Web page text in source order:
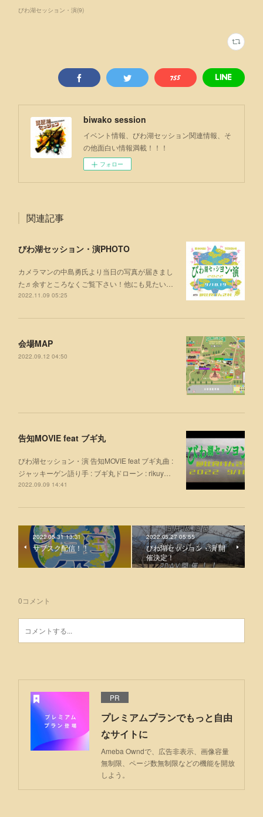
びわ湖セッション・演(9)
biwako session
イベント情報、びわ湖セッション関連情報、そ
の他面白い情報満載！！！
フォロー
関連記事
びわ湖セッション・演PHOTO
カメラマンの中島勇氏より当日の写真が届きまし
た♬余すところなくご覧下さい！他にも見たい…
2022.11.09 05:25
会場MAP
2022.09.12 04:50
告知MOVIE feat ブギ丸
びわ湖セッション・演 告知MOVIE feat ブギ丸曲 :
ジャッキーゲン語り手 : ブギ丸ドローン : rikuy…
2022.09.09 14:41
2022.05.31 13:31
サブスク配信！！
2022.05.27 05:55
びわ湖セッション・演 開
催決定！
0コメント
PR
プレミアムプランでもっと自由
なサイトに
Ameba Owndで、広告非表示、画像容量
無制限、ページ数無制限などの機能を開放
しよう。